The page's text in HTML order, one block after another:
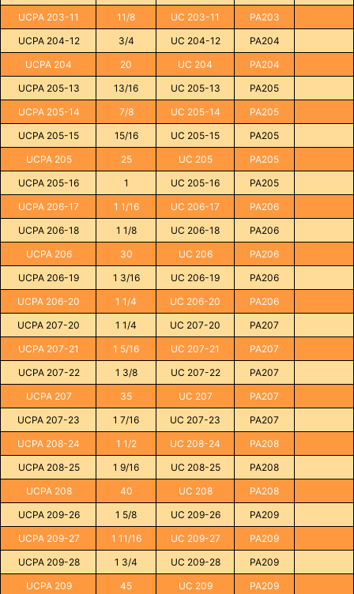
UCPA 203-11
11/8 UC 203-11
PA203
UCPA 204-12
3/4 UC 204-12
PA204
UCPA 204
20 UC 204
PA204
UCPA 205-13
13/16 UC 205-13
PA205
UCPA 205-14
7/8 UC 205-14
PA205
UCPA 205-15
15/16 UC 205-15
PA205
UCPA 205
25 UC 205
PA205
UCPA 205-16
1 UC 205-16
PA205
UCPA 206-17
1 1/16 UC 206-17
PA206
UCPA 206-18
1 1/8 UC 206-18
PA206
UCPA 206
30 UC 206
PA206
UCPA 206-19
1 3/16 UC 206-19
PA206
UCPA 206-20
1 1/4 UC 206-20
PA206
UCPA 207-20
1 1/4 UC 207-20
PA207
UCPA 207-21
1 5/16 UC 207-21
PA207
UCPA 207-22
1 3/8 UC 207-22
PA207
UCPA 207
35 UC 207
PA207
UCPA 207-23
1 7/16 UC 207-23
PA207
UCPA 208-24
1 1/2 UC 208-24
PA208
UCPA 208-25
1 9/16 UC 208-25
PA208
UCPA 208
40 UC 208
PA208
UCPA 209-26
1 5/8 UC 209-26
PA209
UCPA 209-27
1 11/16 UC 209-27
PA209
UCPA 209-28
1 3/4 UC 209-28
PA209
UCPA 209
45 UC 209
PA209